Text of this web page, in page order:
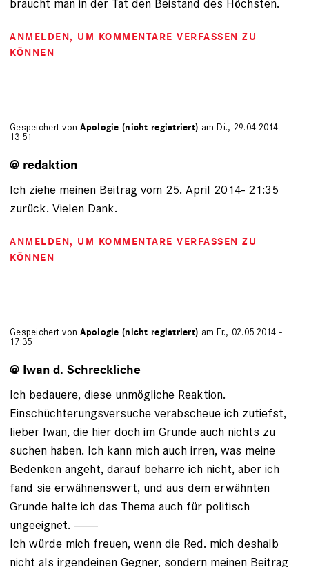
braucht man in der Tat den Beistand des Höchsten.
ANMELDEN, UM KOMMENTARE VERFASSEN ZU
KÖNNEN
Gespeichert vonApologie (nicht registriert) am Di., 29.04.2014 -
13:51
@ redaktion
Ich ziehe meinen Beitrag vom 25. April 2014- 21:35
zurück. Vielen Dank.
ANMELDEN, UM KOMMENTARE VERFASSEN ZU
KÖNNEN
Gespeichert vonApologie (nicht registriert) am Fr., 02.05.2014 -
17:35
@ Iwan d. Schreckliche
Ich bedauere, diese unmögliche Reaktion.
Einschüchterungsversuche verabscheue ich zutiefst,
lieber Iwan, die hier doch im Grunde auch nichts zu
suchen haben. Ich kann mich auch irren, was meine
Bedenken angeht, darauf beharre ich nicht, aber ich
fand sie erwähnenswert, und aus dem erwähnten
Grunde halte ich das Thema auch für politisch
ungeeignet. -------
Ich würde mich freuen, wenn die Red. mich deshalb
nicht als irgendeinen Gegner, sondern meinen Beitrag